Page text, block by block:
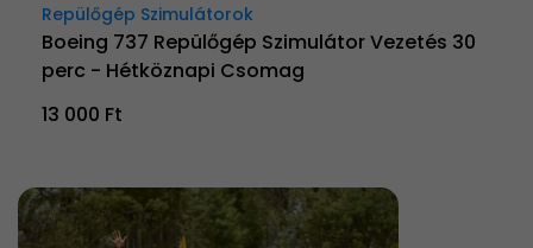
Repülőgép Szimulátorok
Boeing 737 Repülőgép Szimulátor Vezetés 30
perc - Hétköznapi Csomag
13 000 Ft